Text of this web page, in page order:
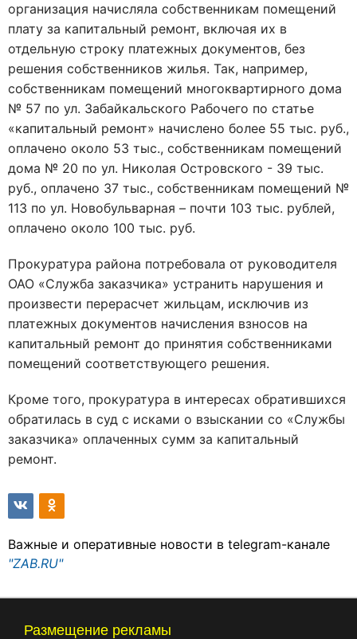
организация начисляла собственникам помещений
плату за капитальный ремонт, включая их в
отдельную строку платежных документов, без
решения собственников жилья. Так, например,
собственникам помещений многоквартирного дома
№ 57 по ул. Забайкальского Рабочего по статье
«капитальный ремонт» начислено более 55 тыс. руб.,
оплачено около 53 тыс., собственникам помещений
дома № 20 по ул. Николая Островского - 39 тыс.
руб., оплачено 37 тыс., собственникам помещений №
113 по ул. Новобульварная – почти 103 тыс. рублей,
оплачено около 100 тыс. руб.
Прокуратура района потребовала от руководителя
ОАО «Служба заказчика» устранить нарушения и
произвести перерасчет жильцам, исключив из
платежных документов начисления взносов на
капитальный ремонт до принятия собственниками
помещений соответствующего решения.
Кроме того, прокуратура в интересах обратившихся
обратилась в суд с исками о взыскании со «Службы
заказчика» оплаченных сумм за капитальный
ремонт.
Важные и оперативные новости в telegram-канале
"ZAB.RU"
Размещение рекламы